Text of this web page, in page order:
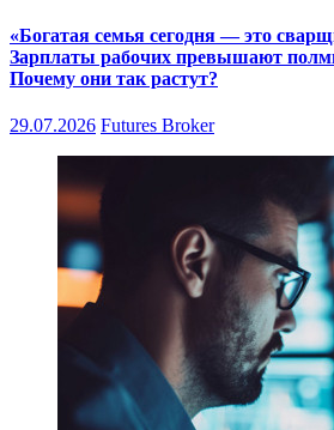
«Богатая семья сегодня — это
Зарплаты рабочих превышают
Почему они так растут?
29.07.2026 Futures Broker